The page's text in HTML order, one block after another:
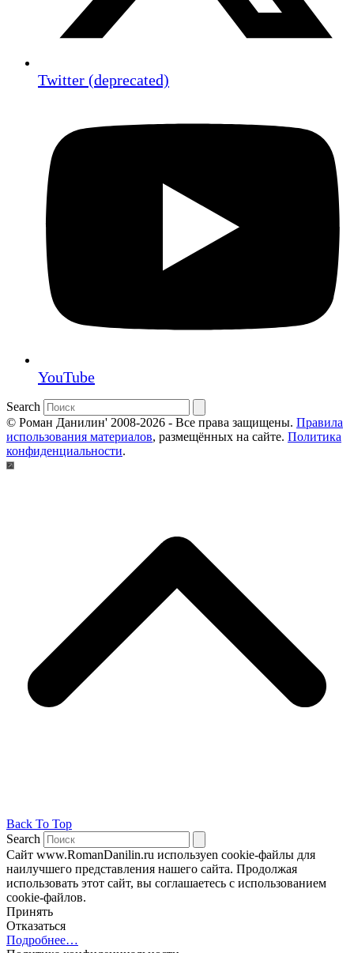
Twitter (deprecated)
YouTube
Search
© Роман Данилин' 2008-2026 - Все права защищены. Правила
использования материалов, размещённых на сайте. Политика
конфиденциальности.
Back To Top
Search
Сайт www.RomanDanilin.ru используеn cookie-файлы для
наилучшего представления нашего сайта. Продолжая
использовать этот сайт, вы соглашаетесь с использованием
cookie-файлов.
Принять
Отказаться
Подробнее…